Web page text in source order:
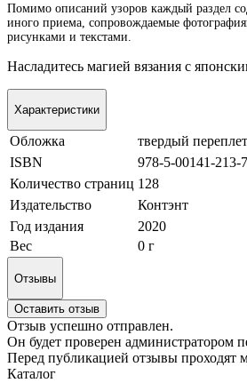
Помимо описаний узоров каждый раздел
иного приема, сопровождаемые
рисунками и текстами.
Насладитесь магией вязания с
Характеристики
Обложка
твердый переплет
ISBN
978-5-00141-213-7
Количество страниц 128
Издательство
Контэнт
Год издания
2020
Вес
0 г
Отзывы
Оставить отзыв
Отзыв успешно отправлен.
Он будет проверен администратором
Перед публикацией отзывы проходят
Каталог